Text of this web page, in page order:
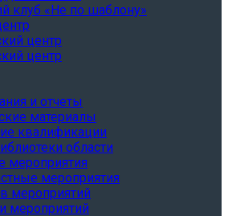
клуб «Не по шаблону»
центр
центр
и отчеты
материалы
квалификации
области
мероприятия
мероприятия
мероприятий
мероприятий